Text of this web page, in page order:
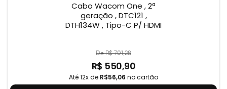
Cabo Wacom One , 2ª
geração , DTC121 ,
DTH134W , Tipo-C P/ HDMI
De R$ 701,28
R$ 550,90
Até 12x de R$56,06 no cartão